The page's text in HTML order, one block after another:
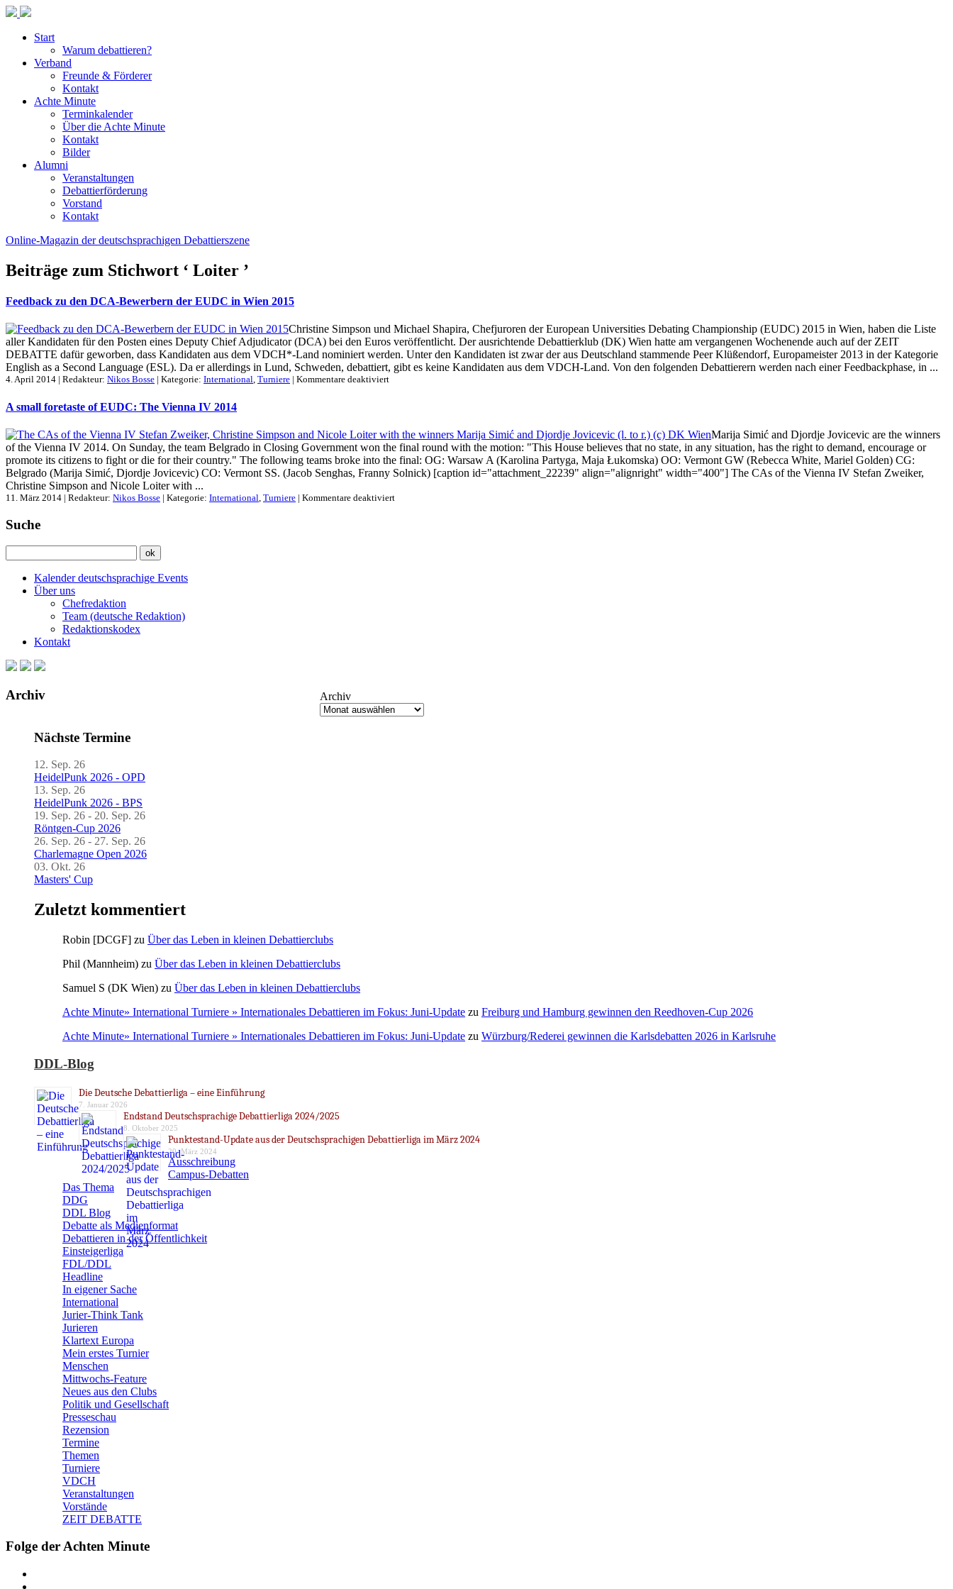
Start
Warum debattieren?
Verband
Freunde & Förderer
Kontakt
Achte Minute
Terminkalender
Über die Achte Minute
Kontakt
Bilder
Alumni
Veranstaltungen
Debattierförderung
Vorstand
Kontakt
Online-Magazin der deutschsprachigen Debattierszene
Beiträge zum Stichwort ‘ Loiter ’
Feedback zu den DCA-Bewerbern der EUDC in Wien 2015
Christine Simpson und Michael Shapira, Chefjuroren der European Universities Debating Championship (EUDC) 2015 in Wien, haben die Liste
aller Kandidaten für den Posten eines Deputy Chief Adjudicator (DCA) bei den Euros veröffentlicht. Der ausrichtende Debattierklub (DK) Wien hatte am vergangenen Wochenende auch auf der ZEIT
DEBATTE dafür geworben, dass Kandidaten aus dem VDCH*-Land nominiert werden. Unter den Kandidaten ist zwar der aus Deutschland stammende Peer Klüßendorf, Europameister 2013 in der Kategorie
English as a Second Language (ESL). Da er allerdings in Lund, Schweden, debattiert, gibt es keine Kandidaten aus dem VDCH-Land. Von den folgenden Debattierern werden nach einer Feedbackphase, in ...
4. April 2014 | Redakteur: Nikos Bosse | Kategorie: International, Turniere | Kommentare deaktiviertfür
Bewerbern
der
EUDC
in
A small foretaste of EUDC: The Vienna IV 2014
Marija Simić and Djordje Jovicevic are the winners
of the Vienna IV 2014. On Sunday, the team Belgrado in Closing Government won the final round with the motion: "This House believes that no state, in any situation, has the right to demand, encourage or
promote its citizens to fight or die for their country." The following teams broke into the final: OG: Warsaw A (Karolina Partyga, Maja Łukomska) OO: Vermont GW (Rebecca White, Mariel Golden) CG:
Belgrado (Marija Simić, Djordje Jovicevic) CO: Vermont SS. (Jacob Senghas, Franny Solnick) [caption id="attachment_22239" align="alignright" width="400"] The CAs of the Vienna IV Stefan Zweiker,
Christine Simpson and Nicole Loiter with ...
11. März 2014 | Redakteur: Nikos Bosse | Kategorie: International Turniere | Kommentare deaktiviertfür
Suche
Kalender deutschsprachige Events
Über uns
Chefredaktion
Team (deutsche Redaktion)
Redaktionskodex
Kontakt
Archiv Archiv
Nächste Termine
12. Sep. 26
HeidelPunk 2026 - OPD
13. Sep. 26
HeidelPunk 2026 - BPS
19. Sep. 26 - 20. Sep. 26
Röntgen-Cup 2026
26. Sep. 26 - 27. Sep. 26
Charlemagne Open 2026
03. Okt. 26
Masters' Cup
Zuletzt kommentiert
Robin [DCGF] zu Über das Leben in kleinen Debattierclubs
Phil (Mannheim) zu Über das Leben in kleinen Debattierclubs
Samuel S (DK Wien) zu Über das Leben in kleinen Debattierclubs
Achte Minute» International Turniere » Internationales Debattieren im Fokus: Juni-Update zu Freiburg und Hamburg gewinnen den Reedhoven-Cup 2026
Achte Minute» International Turniere » Internationales Debattieren im Fokus: Juni-Update zu Würzburg/Rederei gewinnen die Karlsdebatten 2026 in Karlsruhe
DDL-Blog
Die Deutsche Debattierliga – eine Einführung
7. Januar 2026
Endstand Deutschsprachige Debattierliga 2024/2025
8. Oktober 2025
Punktestand-Update aus der Deutschsprachigen Debattierliga im März 2024
20. März 2024
Ausschreibung
Campus-Debatten
Das Thema
DDG
DDL Blog
Debatte als Medienformat
Debattieren in der Öffentlichkeit
Einsteigerliga
FDL/DDL
Headline
In eigener Sache
International
Jurier-Think Tank
Jurieren
Klartext Europa
Mein erstes Turnier
Menschen
Mittwochs-Feature
Neues aus den Clubs
Politik und Gesellschaft
Presseschau
Rezension
Termine
Themen
Turniere
VDCH
Veranstaltungen
Vorstände
ZEIT DEBATTE
Folge der Achten Minute